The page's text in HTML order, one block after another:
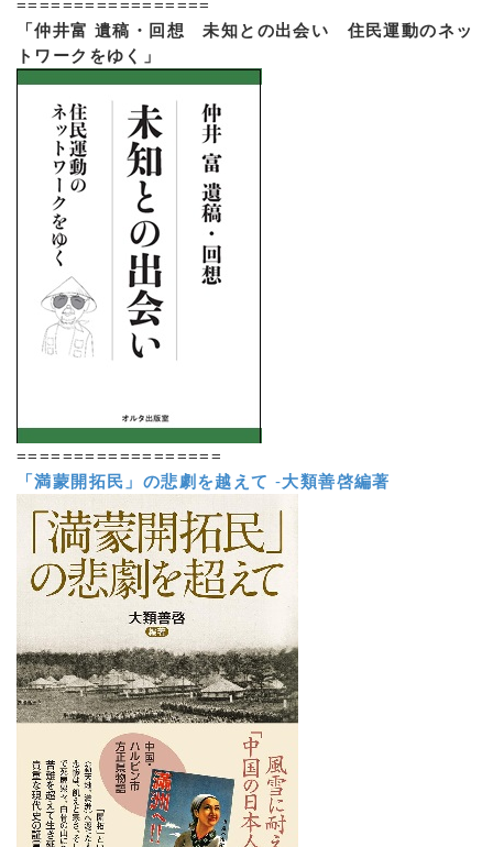
=================
「仲井富 遺稿・回想 未知との出会い 住民運動のネッ
トワークをゆく」
==================
「満蒙開拓民」の悲劇を越えて -大類善啓編著